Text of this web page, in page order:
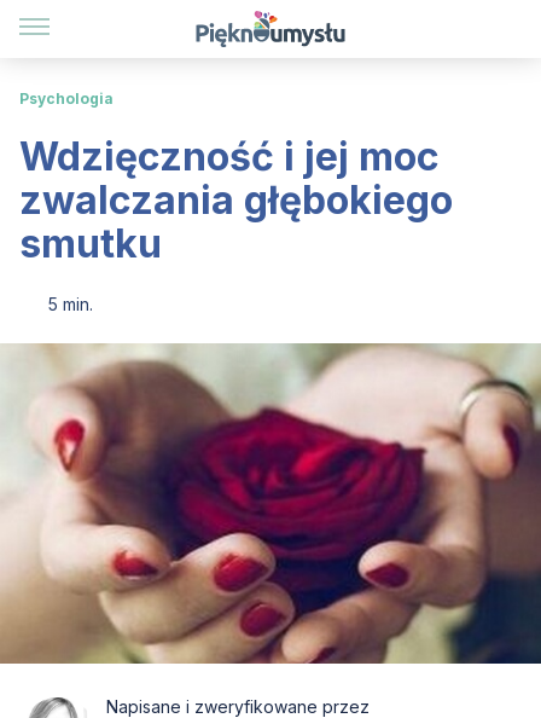
Psychologia
Wdzięczność i jej moc
zwalczania głębokiego
smutku
5 min.
Napisane i zweryfikowane przez